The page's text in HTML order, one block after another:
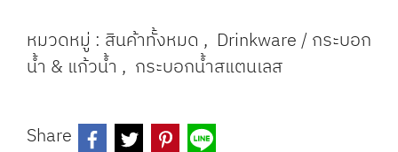
หมวดหมู่ : สินค้าทั้งหมด , Drinkware / กระบอก
น้ำ & แก้วน้ำ , กระบอกน้ำสแตนเลส
Share